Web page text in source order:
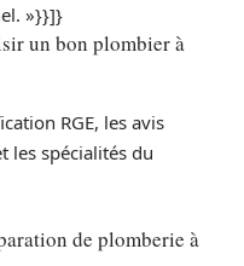
»}}]}
un bon plombier à
RGE, les avis
les spécialités du
de plomberie à